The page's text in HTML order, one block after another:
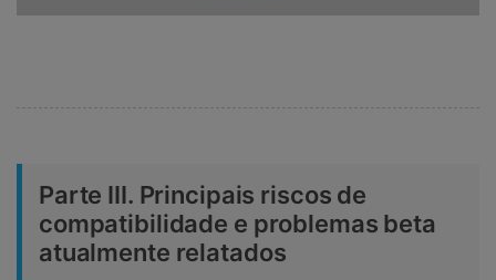
Parte III. Principais riscos de
compatibilidade e problemas beta
atualmente relatados